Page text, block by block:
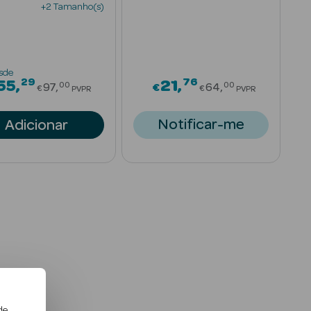
+2 Tamanho(s)
29Price reduced from
€97 00 PVPR
Adicionar
€21 76Price reduced
€64 00 PVPR
Notificar-me